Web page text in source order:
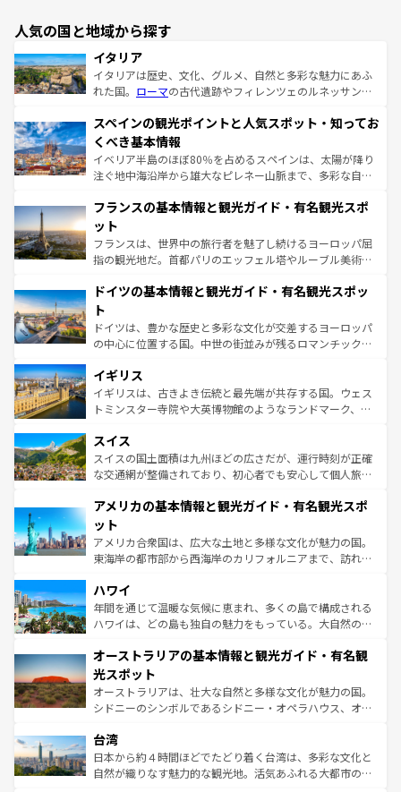
人気の国と地域から探す
イタリア
イタリアは歴史、文化、グルメ、自然と多彩な魅力にあふ
れた国。 ローマの古代遺跡やフィレンツェのルネッサンス
ろん、トスカーナの美しい田園風景やアマルフィ海岸の絶
景など、自然景観も見逃せない。観光の合間には、本場の
ピザやパスタなど、絶品のイタリア料理を堪能することも
できる。朝目覚めてから夜眠るまで、すべての瞬間を楽し
なお、新着のイタリア情報はコンテンツ一覧を参照してほ
しい。
スペインの観光ポイントと人気スポット・知ってお
くべき基本情報
イベリア半島のほぼ80％を占めるスペインは、太陽が降り
注ぐ地中海沿岸から雄大なピレネー山脈まで、多彩な自然
文化が根付くこの国では、情熱的なフラメンコ、熱気あふ
れる闘牛、そして美味しいタパスが生活の一部となってい
る。首都マドリードの洗練された雰囲気や、バルセロナの
アートに溢れた街角から、地方では古代ローマ遺跡や中世
せる。地方によって風土や気候が異なるスペインはその個
ンテンツ一覧 を参照してほしい。
フランスの基本情報と観光ガイド・有名観光スポ
ット
フランスは、世界中の旅行者を魅了し続けるヨーロッパ屈
指の観光地だ。首都パリのエッフェル塔やルーブル美術館
で、幅広い魅力が詰まっている。華麗な宮殿、歴史的な大
聖堂、美しいビーチ、そして豊かな自然が、訪れる者を心
から魅了する。また、フランスは美食の国としても知ら
れ、フランス料理はユネスコ無形文化遺産にも登録されて
香り高いラベンダー畑など、多彩な楽しみ方が可能だ。さ
らに、パリ以外の地域にも魅力が溢れており、どの街角に
も豊かな歴史と文化が息づいている。パリ以外の個性あふ
を参照してほしい。
ドイツの基本情報と観光ガイド・有名観光スポッ
ト
ドイツは、豊かな歴史と多彩な文化が交差するヨーロッパ
の中心に位置する国。中世の街並みが残るロマンチック街
顔を持つこの国は、どこを歩いても飽きることがない。ベ
ルリンの文化的活気、バイエルン州のアルプスの絶景、そ
してライン川沿いのワイン畑といった風景は必見。ビール
は、お酒好きな人にはぜひ体験してほしい。 なお、新着の
ドイツ情報はコンテンツ一覧を参照してほしい。
イギリス
イギリスは、古きよき伝統と最先端が共存する国。ウェス
トミンスター寺院や大英博物館のようなランドマーク、歴
リアごとに異なる魅力がある。また、優雅なアフタヌーン
ティー、ビール好きにはたまらない英国パブ、サッカー観
戦など、本場だからこそできる体験も豊富。イギリスを旅
ンツ一覧を参照してほしい。
スイス
スイスの国土面積は九州ほどの広さだが、運行時刻が正確
な交通網が整備されており、初心者でも安心して個人旅行
の建物がそのまま残る町や、スイスならではのユニークな
博物館もあり、アルプス観光だけでなく町歩きも満喫する
ことができる。国民の所得が高いため物価も高いが、旅行
者向けの交通パス提供のサービスもあり、うまく活用すれ
着のスイス情報は
アメリカの基本情報と観光ガイド・有名観光スポ
ット
アメリカ合衆国は、広大な土地と多様な文化が魅力の国。
東海岸の都市部から西海岸のカリフォルニアまで、訪れる
のような巨大都市は、観光、ショッピング、エンターテイ
ンメントが詰まった刺激的なスポットだ。一方、アメリカ
西部には大自然が広がり、グランドキャニオンやイエロー
部のニューオーリンズでは、音楽と美食が融合した独特の
文化が魅力。旅行者はアメリカの各地域で異なる魅力を楽
しみながら、その多様性と豊かな歴史を感じることができ
るだろう。車でのロードトリップや列車の旅も、アメリカ
情報は
ハワイ
年間を通じて温暖な気候に恵まれ、多くの島で構成される
ハワイは、どの島も独自の魅力をもっている。大自然の神
ワイ島は見逃せない。また、定番の観光地といえばオアフ
島だが、静かな自然を求めるならマウイ島やカウアイ島が
おすすめ。エメラルドグリーンに輝く海をはじめ、豊かな
文化や歴史が息づいている。「アロハスピリット」と呼ば
人々、おいしいローカルフードやハワイアンミュージッ
ク、伝統的なフラダンスなど、すべてがハワイの魅力を彩
っている。訪れるたびに新しい発見と感動が待っているハ
オーストラリアの基本情報と観光ガイド・有名観
光スポット
オーストラリアは、壮大な自然と多様な文化が魅力の国。
シドニーのシンボルであるシドニー・オペラハウス、オー
リアリーフや大陸中央部にそびえるウルル（エアーズロッ
ク）、タスマニアの美しい原生林やケアンズの熱帯雨林な
ど、見どころがたくさん。また、カフェやワイン、オージ
台湾
日本から約４時間ほどでたどり着く台湾は、多彩な文化と
自然が織りなす魅力的な観光地。活気あふれる大都市の台